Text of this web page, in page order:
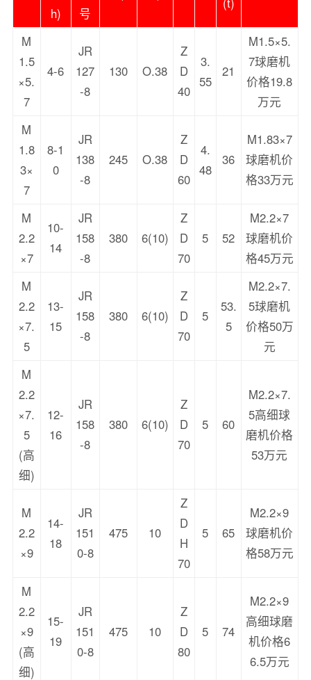
h)
号
M
1.5
×5.
7
4-6
JR
127
-8
130 O.38
Z
D
40
3.
55
21
M1.5×5.
7球磨机
价格19.8
万元
M
1.8
3×
7
8-1
0
JR
138
-8
245 O.38
Z
D
60
4.
48
36
M1.83×7
球磨机价
格33万元
M
2.2
×7
10-
14
JR
158
-8
380 6(10)
Z
D
70
5 52
M2.2×7
球磨机价
格45万元
M
2.2
×7.
5
13-
15
JR
158
-8
380 6(10)
Z
D
70
5
53.
5
M2.2×7.
5球磨机
价格50万
元
M
2.2
×7.
5
(高
细)
12-
16
JR
158
-8
380 6(10)
Z
D
70
5 60
M2.2×7.
5高细球
磨机价格
53万元
M
2.2
×9
14-
18
JR
151
0-8
475 10
Z
D
H
70
5 65
M2.2×9
球磨机价
格58万元
M
2.2
×9
(高
细)
15-
19
JR
151
0-8
475 10
Z
D
80
5 74
M2.2×9
高细球磨
机价格6
6.5万元